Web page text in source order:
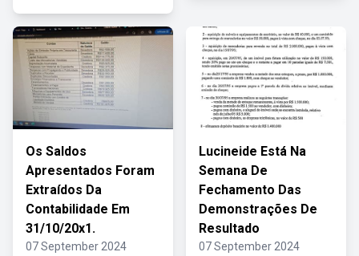
Os Saldos
Apresentados Foram
Extraídos Da
Contabilidade Em
31/10/20x1.
07 September 2024
Lucineide Está Na
Semana De
Fechamento Das
Demonstrações De
Resultado
07 September 2024